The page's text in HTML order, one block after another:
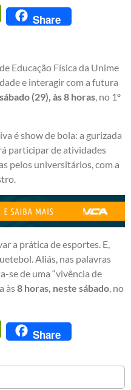
PrintFriendly
Share
Educação Física da Unime
e interagir com a futura
(29), às 8 horas, no 1º
é show de bola: a gurizada
participar de atividades
pelos universitários, com a
a prática de esportes. E,
Aliás, nas palavras
se de uma “vivência de
às8 horas, neste sábado, no
PrintFriendly
Share